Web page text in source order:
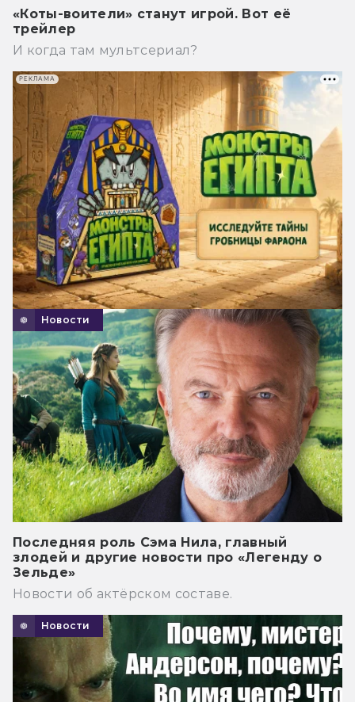
«Коты-воители» станут игрой. Вот её
трейлер
И когда там мультсериал?
Новости
Последняя роль Сэма Нила, главный
злодей и другие новости про «Легенду о
Зельде»
Новости об актёрском составе.
Новости
РЕКЛАМА